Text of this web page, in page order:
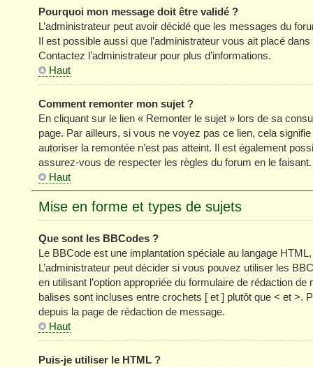
Pourquoi mon message doit être validé ?
L’administrateur peut avoir décidé que les messages du
Il est possible aussi que l’administrateur vous ait placé
Contactez l’administrateur pour plus d’informations.
Haut
Comment remonter mon sujet ?
En cliquant sur le lien « Remonter le sujet » lors de sa
page. Par ailleurs, si vous ne voyez pas ce lien, cela
autoriser la remontée n’est pas atteint. Il est également
assurez-vous de respecter les règles du forum en le faisant.
Haut
Mise en forme et types de sujets
Que sont les BBCodes ?
Le BBCode est une implantation spéciale au langage
L’administrateur peut décider si vous pouvez utiliser les
en utilisant l’option appropriée du formulaire de rédaction
balises sont incluses entre crochets [ et ] plutôt que < et >.
depuis la page de rédaction de message.
Haut
Puis-je utiliser le HTML ?